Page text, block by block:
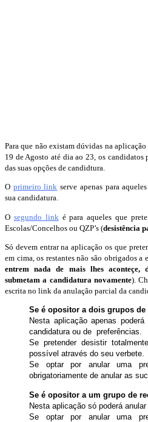
Para que não existam dúvidas na
19 de Agosto até dia ao 23, os
das suas opções de candidtura.
O primeiro link serve apenas para
sua candidatura.
O segundo link é para aqueles que
Escolas/Concelhos ou QZP’s (desistência
Só devem entrar na aplicação os que
em cima, os restantes não são obrigados a
entrem nada de mais lhes aconteçe,
submetam a candidatura novamente).
escrita no link da anulação parcial da
Se é opositor a dois grupos de
Nesta aplicação apenas
candidatura ou de preferências.
Se pretender desistir
possível através do seu verbete.
Se optar por anular uma
obrigatoriamente de anular as
Se é opositor a um grupo de
Nesta aplicação só poderá anular
Se optar por anular uma